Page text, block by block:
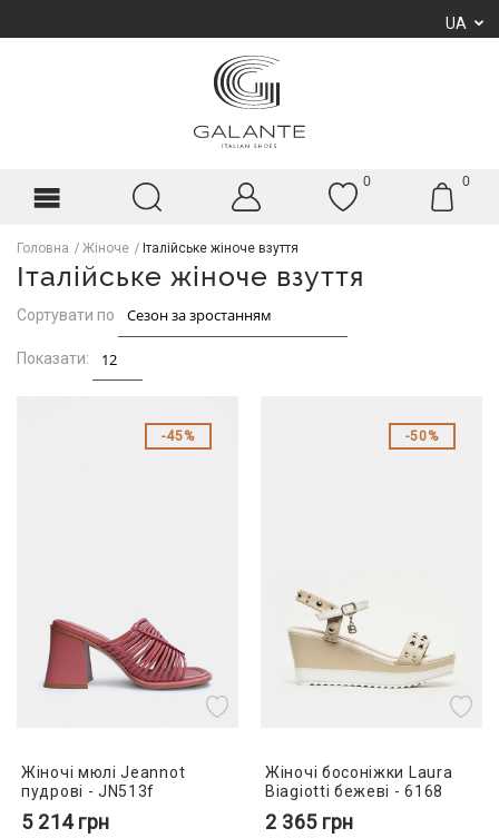
UA
0 0
Головна Жіноче Італійське жіноче взуття
Італійське жіноче взуття
Сортувати по
Показати:
45%
Жіночі мюлі Jeannot
пудрові - JN513f
5 214грн
50%
Жіночі босоніжки Laura
Biagiotti бежеві - 6168
2 365 грн